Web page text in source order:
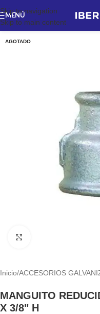
Skip to navigation
Skip to main content
MENÚ
AGOTADO
Inicio/ACCESORIOS
MANGUITO
X 3/8" H